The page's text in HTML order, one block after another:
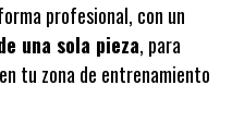
profesional, con un
una sola pieza, para
tu zona de entrenamiento